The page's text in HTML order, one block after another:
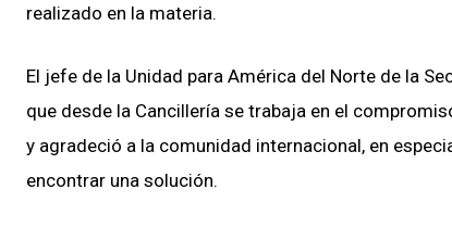
realizado en la materia.
El jefe de la Unidad para América del Norte de la
que desde la Cancillería se trabaja en el
y agradeció a la comunidad internacional, en
encontrar una solución.